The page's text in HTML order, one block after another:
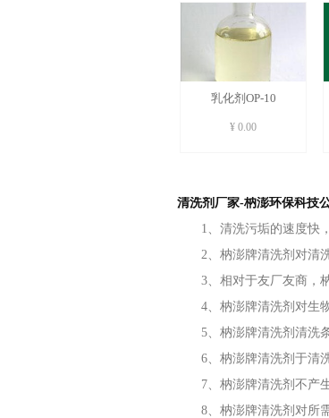
乳化剂OP-10
¥ 0.00
清洗剂厂家-枘澎环保科技
1、清洗污垢的速度快
2、枘澎牌清洗剂对清
3、相对于友厂友商，
4、枘澎牌清洗剂对生
5、枘澎牌清洗剂清洗
6、枘澎牌清洗剂于清
7、枘澎牌清洗剂不产
8、枘澎牌清洗剂对所